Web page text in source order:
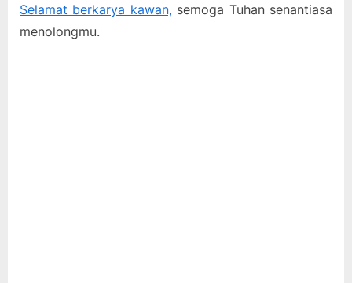
Selamat berkarya kawan,semoga Tuhan senantiasa
menolongmu.